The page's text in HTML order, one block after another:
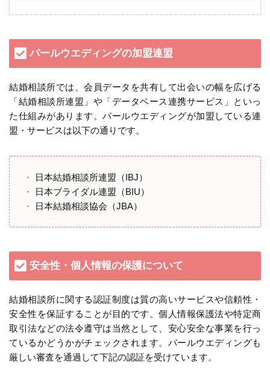
パールウエディングの加盟連盟
結婚相談所では、会員データを共有して出会いの幅を広げる
「結婚相談所連盟」や「データベース連携サービス」といっ
た仕組みがあります。パールウエディングが加盟している連
盟・サービスは以下の通りです。
日本結婚相談所連盟（IBJ）
日本ブライダル連盟（BIU）
日本結婚相談協会（JBA）
安全性・個人情報の保護について
結婚相談所に関する認証制度は質の高いサービスや信頼性・
安全性を保証することが目的です。個人情報保護法や特定商
取引法などの法令遵守は当然として、安心安全な事業を行っ
ているかどうかがチェックされます。パールウエディングも
厳しい審査を通過して下記の認証を受けています。